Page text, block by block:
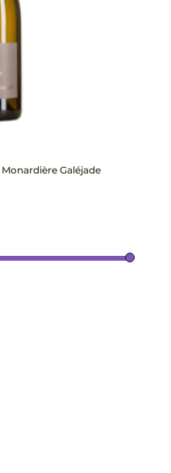
Galéjade